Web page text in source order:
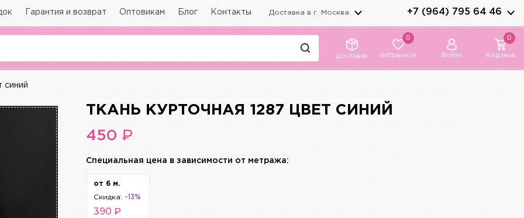
Гарантия и возврат Оптовикам Блог Контакты Доставка в г. Москва +7 (964) 795 64 46
Доставка
0
Избранное Войти
0
Корзина
синий
ТКАНЬ КУРТОЧНАЯ 1287 ЦВЕТ СИНИЙ
450₽
Cпециальная цена в зависимости от метража:
от 6 м.
Скидка: -13%
390 ₽